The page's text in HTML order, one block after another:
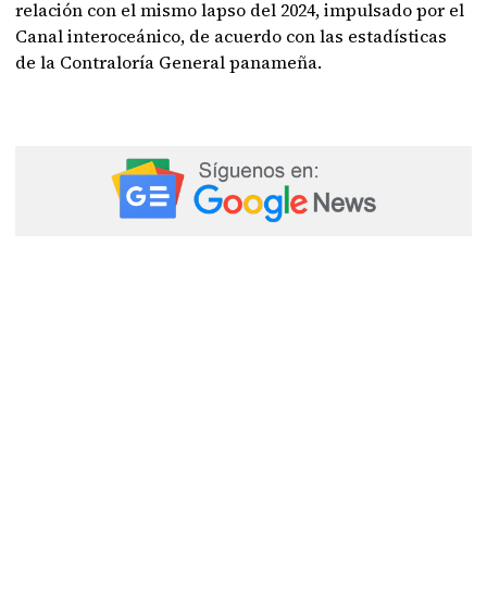
relación con el mismo lapso del 2024, impulsado por el
Canal interoceánico, de acuerdo con las estadísticas
de la Contraloría General panameña.